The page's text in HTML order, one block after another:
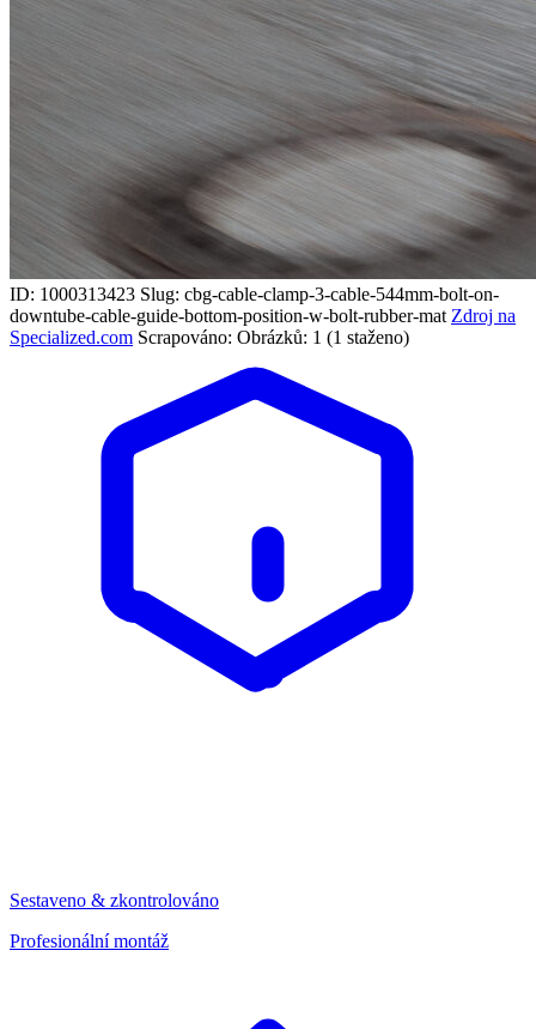
ID: 1000313423 Slug: cbg-cable-clamp-3-cable-544mm-bolt-on-
downtube-cable-guide-bottom-position-w-bolt-rubber-mat Zdroj na
Specialized.com Scrapováno: Obrázků: 1 (1 staženo)
Sestaveno & zkontrolováno
Profesionální montáž